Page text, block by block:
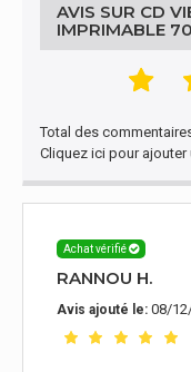
AVIS SUR CD
IMPRIMABLE
Total des
Cliquez ici pour
Achat vérifié
RANNOU H.
Avis ajouté le: 08/